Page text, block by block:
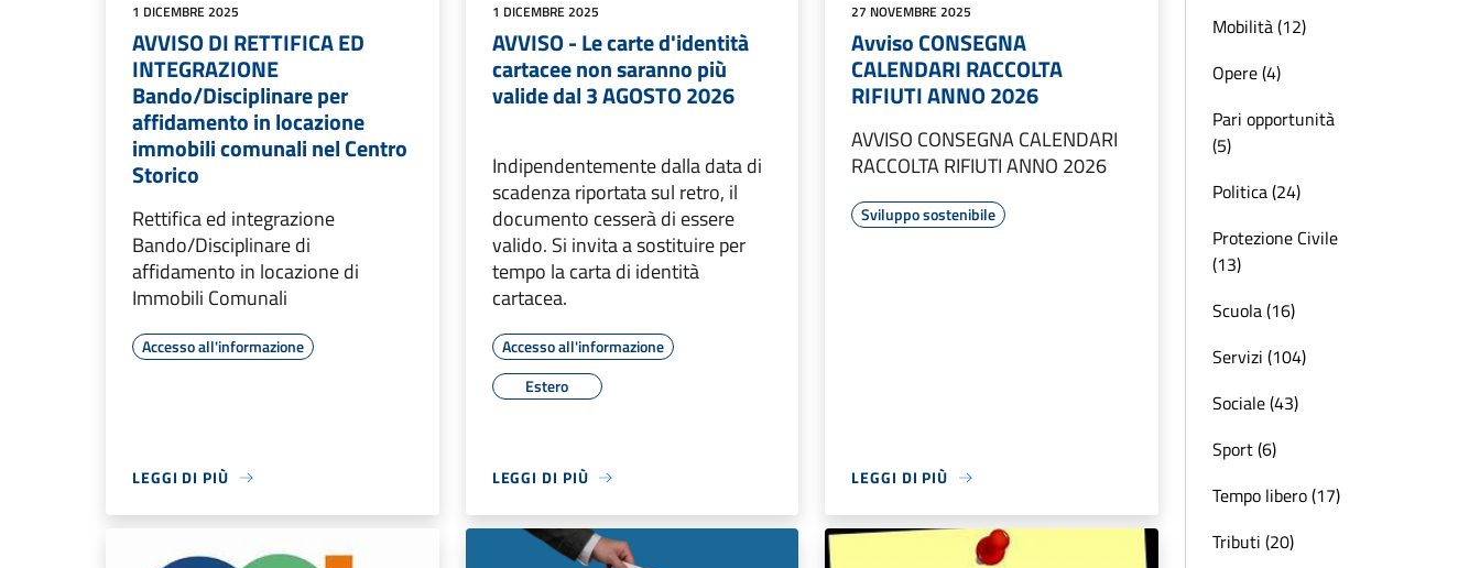
1 DICEMBRE 2025
AVVISO DI RETTIFICA ED
INTEGRAZIONE
Bando/Disciplinare per
affidamento in locazione
immobili comunali nel Centro
Storico
Rettifica ed integrazione
Bando/Disciplinare di
affidamento in locazione di
Immobili Comunali
Accesso all'informazione
LEGGI DI PIÙ
1 DICEMBRE 2025
AVVISO - Le carte d'identità
cartacee non saranno più
valide dal 3 AGOSTO 2026
Indipendentemente dalla data di
scadenza riportata sul retro, il
documento cesserà di essere
valido. Si invita a sostituire per
tempo la carta di identità
cartacea.
Accesso all'informazione
Estero
LEGGI DI PIÙ
27 NOVEMBRE 2025
Avviso CONSEGNA
CALENDARI RACCOLTA
RIFIUTI ANNO 2026
AVVISO CONSEGNA CALENDARI
RACCOLTA RIFIUTI ANNO 2026
Sviluppo sostenibile
LEGGI DI PIÙ
Mobilità (12)
Opere (4)
Pari opportunità
(5)
Politica (24)
Protezione Civile
(13)
Scuola (16)
Servizi (104)
Sociale (43)
Sport (6)
Tempo libero (17)
Tributi (20)